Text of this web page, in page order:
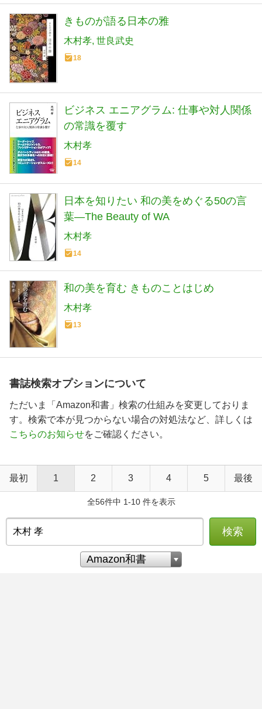
きものが語る日本の雅
木村孝 世良武史
18
ビジネス エニアグラム: 仕事や対人関係
の常識を覆す
木村孝
14
日本を知りたい 和の美をめぐる50の言
葉―The Beauty of WA
木村孝
14
和の美を育む きものことはじめ
木村孝
13
書誌検索オプションについて
ただいま「Amazon和書」検索の仕組みを変更しておりま
す。検索で本が見つからない場合の対処法など、詳しくは
こちらのお知らせをご確認ください。
最初 1 2 3 4 5 最後
全56件中 1-10 件を表示
検索